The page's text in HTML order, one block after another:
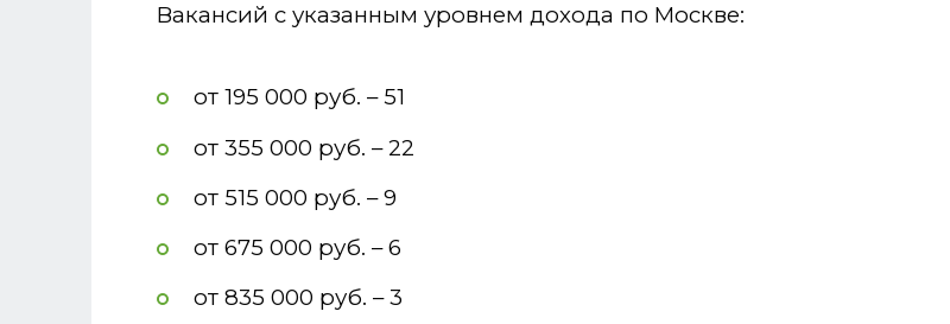
Вакансий с указанным уровнем дохода по Москве:
от 195 000 руб. – 51
от 355 000 руб. – 22
от 515 000 руб. – 9
от 675 000 руб. – 6
от 835 000 руб. – 3